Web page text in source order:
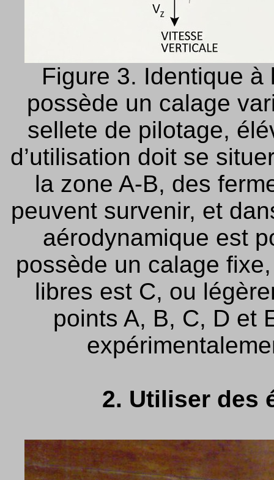
Figure 3. Identique
possède un calage
sellete de pilotage,
d’utilisation doit se
la zone A-B, des
peuvent survenir, et
aérodynamique est
possède un calage
libres est C, ou
points A, B, C, D et
2. Utiliser des